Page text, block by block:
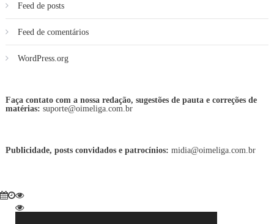
Feed de posts
Feed de comentários
WordPress.org
Faça contato com a nossa redação, sugestões de pauta e correções de
matérias: suporte@oimeliga.com.br
Publicidade, posts convidados e patrocínios: midia@oimeliga.com.br